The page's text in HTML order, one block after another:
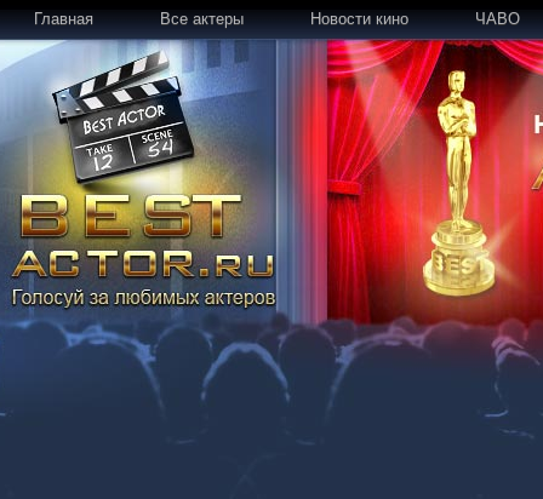
Главная Все актеры Новости кино ЧАВО